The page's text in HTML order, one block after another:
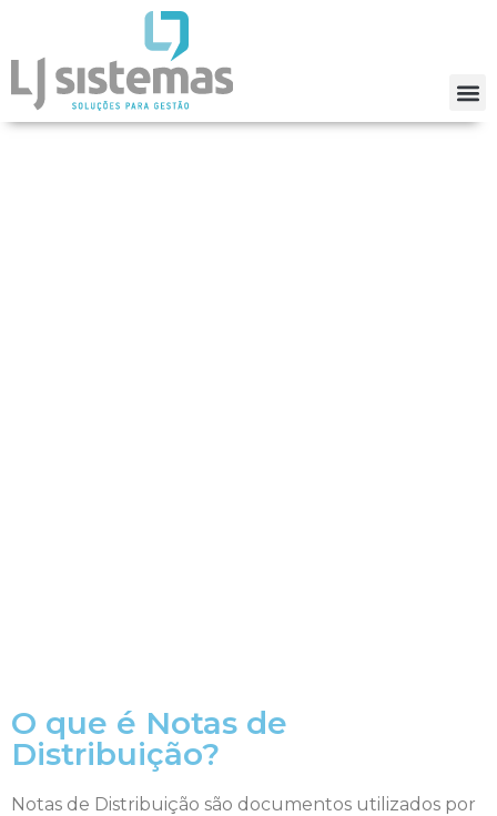
O que é Notas de
Distribuição?
Notas de Distribuição são documentos utilizados por